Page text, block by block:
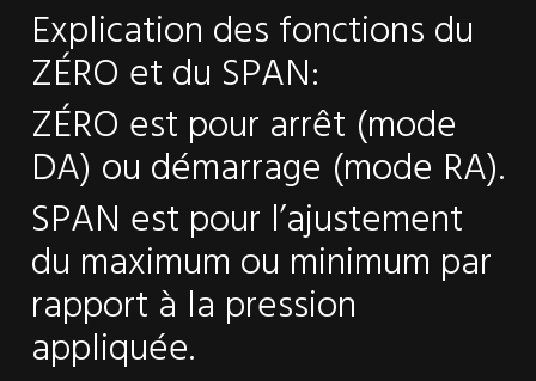
Explication des fonctions du
ZÉRO et du SPAN:
ZÉRO est pour arrêt (mode
DA) ou démarrage (mode RA).
SPAN est pour l’ajustement
du maximum ou minimum par
rapport à la pression
appliquée.